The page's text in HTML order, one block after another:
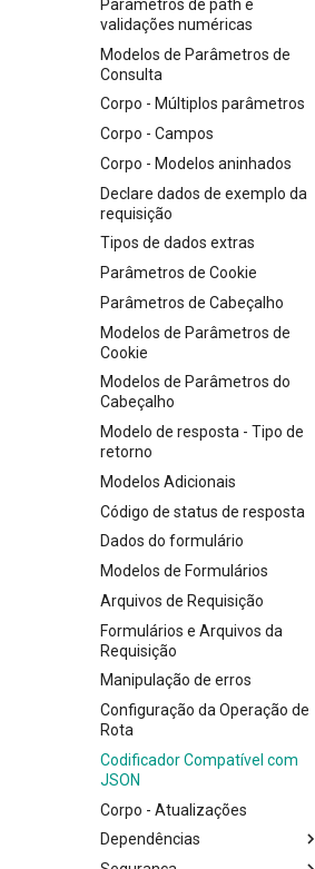
Parâmetros de path e
validações numéricas
Modelos de Parâmetros de
Consulta
Corpo - Múltiplos parâmetros
Corpo - Campos
Corpo - Modelos aninhados
Declare dados de exemplo da
requisição
Tipos de dados extras
Parâmetros de Cookie
Parâmetros de Cabeçalho
Modelos de Parâmetros de
Cookie
Modelos de Parâmetros do
Cabeçalho
Modelo de resposta - Tipo de
retorno
Modelos Adicionais
Código de status de resposta
Dados do formulário
Modelos de Formulários
Arquivos de Requisição
Formulários e Arquivos da
Requisição
Manipulação de erros
Configuração da Operação de
Rota
Codificador Compatível com
JSON
Corpo - Atualizações
Dependências